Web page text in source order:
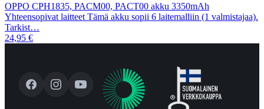
OPPO CPH1835, PACM00, PACT00 akku 3350mAh
Yhteensopivat laitteet Tämä akku sopii 6 laitemalliin (1 valmistajaa).
Tarkist…
24,95 €